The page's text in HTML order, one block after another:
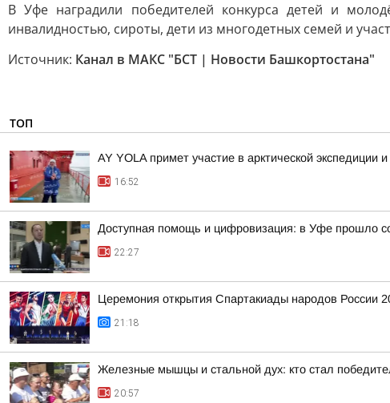
В Уфе наградили победителей конкурса детей и
инвалидностью, сироты, дети из многодетных семей и
Источник: Канал в МАКС "БСТ | Новости Башкортостана"
ТОП
AY YOLA примет участие в арктической
16:52
Доступная помощь и цифровизация: в Уфе прошло
22:27
Церемония открытия Спартакиады народов России
21:18
Железные мышцы и стальной дух: кто стал
20:57